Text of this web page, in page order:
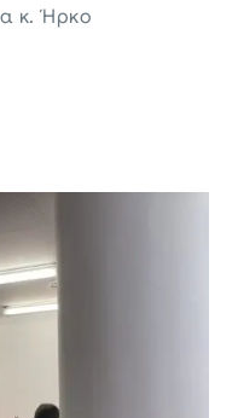
κ. Ήρκο